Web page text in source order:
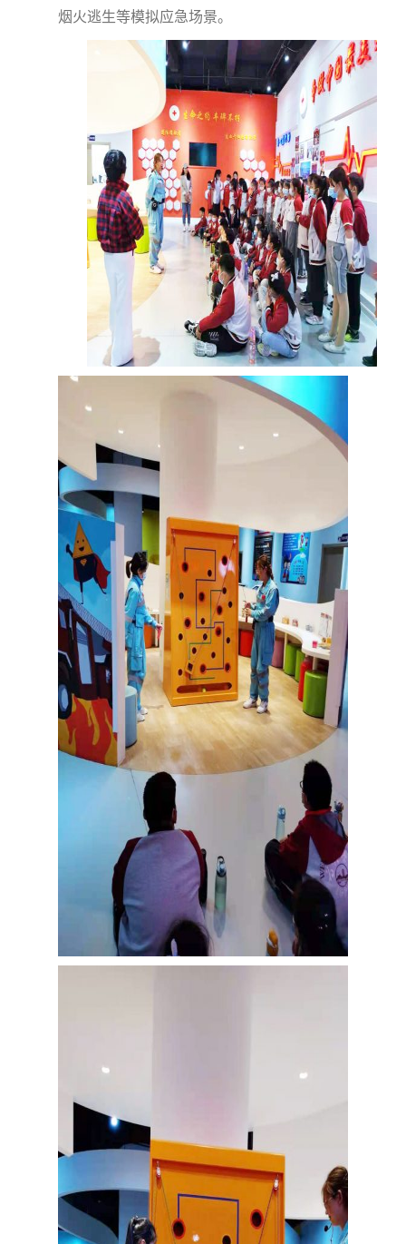
烟火逃生等模拟应急场景。